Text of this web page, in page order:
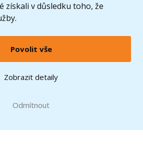
získali v důsledku toho, že
Povolit vše
Zobrazit detaily
Odmítnout
2026 Copyright 4kids.cz
jsou ochrannými známkami společnosti LEGO Group. ©
2024 The LEGO Group.
verzi pro desktop
při nákupu od